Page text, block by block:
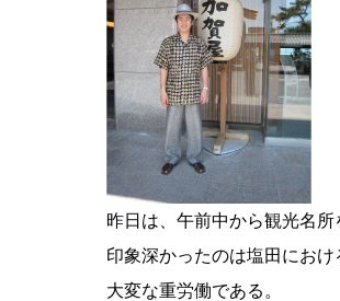
昨日は、午前中から観光名所
印象深かったのは塩田におけ
大変な重労働である。